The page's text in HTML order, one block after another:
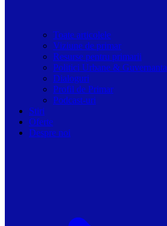
Toate articolele
Viziune de primar
Resurse pentru primarii
Politici Urbane & Guvernanta
Dialoguri
Profil de Primar
Podcast-uri
Stiri
Oferte
Despre noi